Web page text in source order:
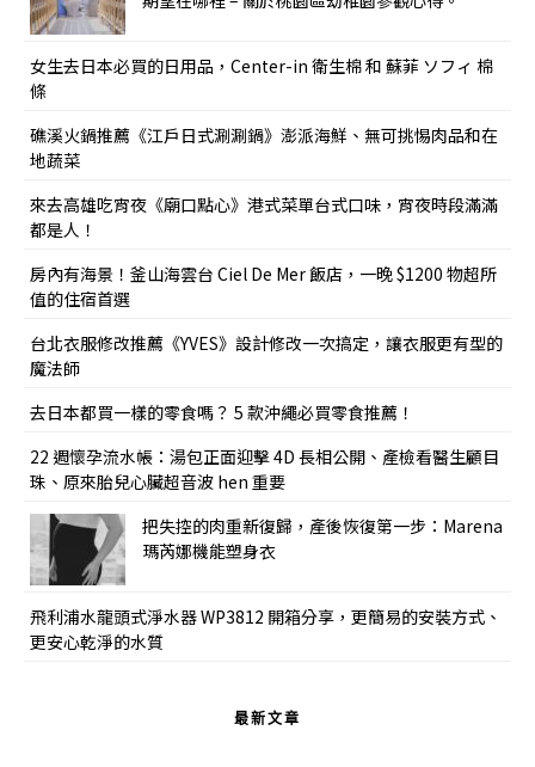
女生去日本必買的日用品，Center-in 衛生棉 和 蘇菲 ソフィ 棉
條
礁溪火鍋推薦《江戶日式涮涮鍋》澎派海鮮、無可挑惕肉品和在
地蔬菜
來去高雄吃宵夜《廟口點心》港式菜單台式口味，宵夜時段滿滿
都是人！
房內有海景！釜山海雲台 Ciel De Mer 飯店，一晚 $1200 物超所
值的住宿首選
台北衣服修改推薦《YVES》設計修改一次搞定，讓衣服更有型的
魔法師
去日本都買一樣的零食嗎？ 5 款沖繩必買零食推薦！
22 週懷孕流水帳：湯包正面迎擊 4D 長相公開、產檢看醫生顧目
珠、原來胎兒心臟超音波 hen 重要
把失控的肉重新復歸，產後恢復第一步：Marena
瑪芮娜機能塑身衣
飛利浦水龍頭式淨水器 WP3812 開箱分享，更簡易的安裝方式、
更安心乾淨的水質
最新文章